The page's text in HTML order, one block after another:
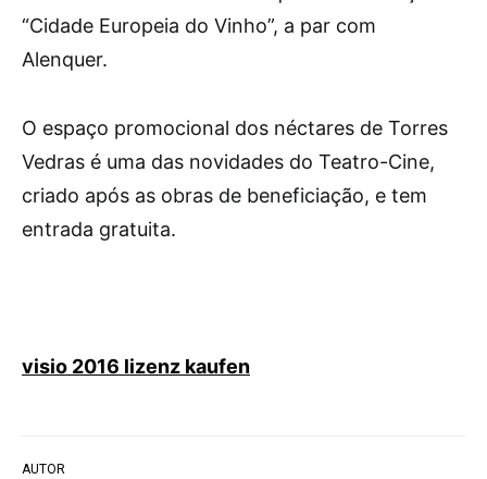
AUTOR
“Cidade Europeia do Vinho”, a par com
Alenquer.
O espaço promocional dos néctares de Torres
Vedras é uma das novidades do Teatro-Cine,
criado após as obras de beneficiação, e tem
entrada gratuita.
visio 2016 lizenz kaufen